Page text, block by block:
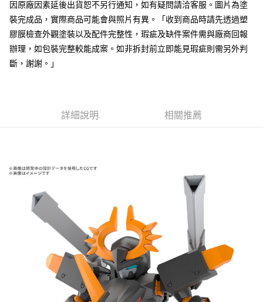
2.付款方式選擇「大哥付你分期」，訂單成立後會自動跳轉到大哥付的交易
流程，驗證手機門號後，選擇欲分期的期數、繳款截止日，確認付款後即完
3.實際核准額度、可分期數及費用金額請依後續交易確認頁面所載為準。
4.訂單成立30分鐘內，如未前往確認交易或遇審核未通過，訂單將自動取
消。如遇「轉專審核」未通過狀況，表示未達大哥付你分期系統評分，恕無
法說明評估內容。
2.透過簡訊連結打開帳單後，可選擇「超商條碼／台灣大直營門市／銀行轉
帳／街口支付／iPASS MONEY」等通路繳費。
買賣價金債權讓與本公司後，依約使用本公司帳單繳交帳款。
2.基於同意付款使用「大哥付你分期」之契約關係目的，商店將以您的個人
資料（包含姓名、電話或地址）提供予台灣大哥大進項蒐集、處理及利用，
由本公司與您本人進行分期帳單所需資料之確認、核對及更正。
3.完整用戶服務條款，請詳閱以下連結：
運送方式
現貨-全家取貨付款
現貨-7-11取貨付款
每筆NT$90，滿NT$3,000(含以上)免運費
現貨-宅配
每筆NT$120，滿NT$3,000(含以上)免運費
現貨-宅配(離島)
每筆NT$160，滿NT$3,000(含以上)免運費
東海門市自取，需自備購物袋取貨唷。
因原廠因素延後出貨恕不另行通知，如有疑問請洽客服。圖片為塗
裝完成品，實際商品可能會與照片有異。「收到商品時請先透過塑
膠膜檢查外觀塗裝以及配件完整性，瑕疵及缺件案件需與廠商回報
辦理，如包裝完整較能成案。如非拆封前立即能見瑕疵則需另外判
斷，謝謝。」
詳細說明 相關推薦